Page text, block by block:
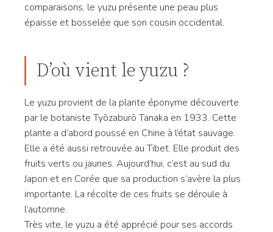
comparaisons, le yuzu présente une peau plus
épaisse et bosselée que son cousin occidental.
D’où vient le yuzu ?
Le yuzu provient de la plante éponyme découverte
par le botaniste Tyōzaburō Tanaka en 1933. Cette
plante a d’abord poussé en Chine à l’état sauvage.
Elle a été aussi retrouvée au Tibet. Elle produit des
fruits verts ou jaunes. Aujourd’hui, c’est au sud du
Japon et en Corée que sa production s’avère la plus
importante. La récolte de ces fruits se déroule à
l’automne.
Très vite, le yuzu a été apprécié pour ses accords